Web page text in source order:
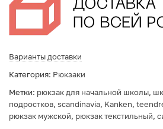
Варианты доставки
Категория: Рюкзаки
Метки: рюкзак для начальной школы,
подростков, scandinavia, Kanken,
рюкзак мужской, рюкзак текстильный,